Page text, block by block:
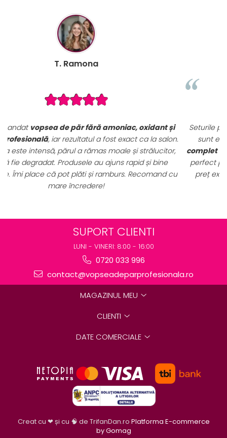
B. Mihaela
Seturile promoționale de pe VopseaDeParProfesionala.ro
sunt extrem de avantajoase. Am achiziționat un
set
complet de vopsele profesionale cu oxidanți și nuanțar,
perfect pentru uz profesional. Calitate foarte bună la un
preț excelent. Se vede clar că sunt produse originale,
destinate rezultatelor de salon.
SUPORT CLIENTI
LUNI - VINERI: 8:00 - 16:00
0720 033 996
contact@vopseadeparprofesionala.ro
MAGAZINUL MEU
CLIENTI
DATE COMERCIALE
Creat cu ❤ și cu 🧠 de TrifanDan.ro Platforma E-commerce
by Gomag